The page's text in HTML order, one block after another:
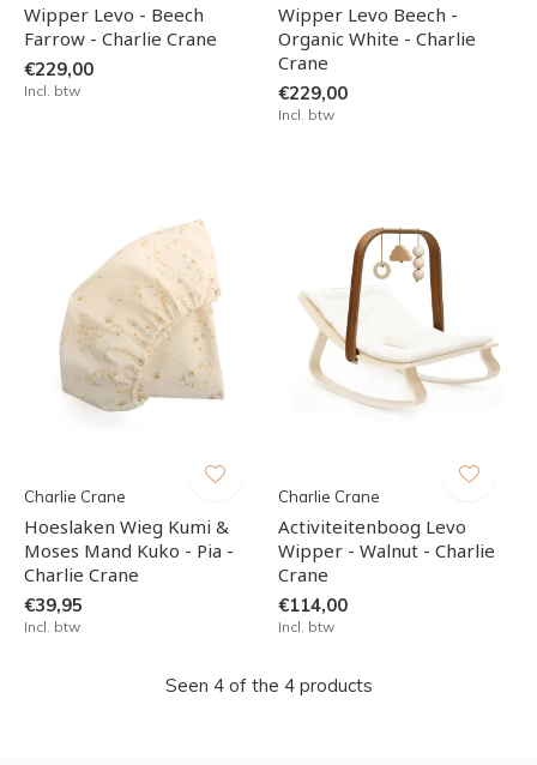
Wipper Levo - Beech
Farrow - Charlie Crane
€229,00
Incl. btw
Wipper Levo Beech -
Organic White - Charlie
Crane
€229,00
Incl. btw
Charlie Crane
Hoeslaken Wieg Kumi &
Moses Mand Kuko - Pia -
Charlie Crane
€39,95
Incl. btw
Charlie Crane
Activiteitenboog Levo
Wipper - Walnut - Charlie
Crane
€114,00
Incl. btw
Seen 4 of the 4 products